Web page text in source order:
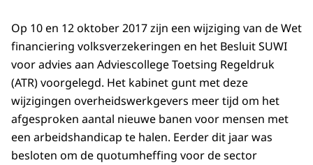
Op 10 en 12 oktober 2017 zijn een wijziging van de Wet
financiering volksverzekeringen en het Besluit SUWI
voor advies aan Adviescollege Toetsing Regeldruk
(ATR) voorgelegd. Het kabinet gunt met deze
wijzigingen overheidswerkgevers meer tijd om het
afgesproken aantal nieuwe banen voor mensen met
een arbeidshandicap te halen. Eerder dit jaar was
besloten om de quotumheffing voor de sector